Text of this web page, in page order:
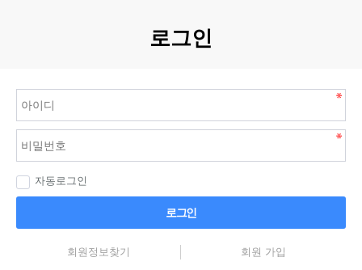
로그인
자동로그인
로그인
회원정보찾기 회원 가입